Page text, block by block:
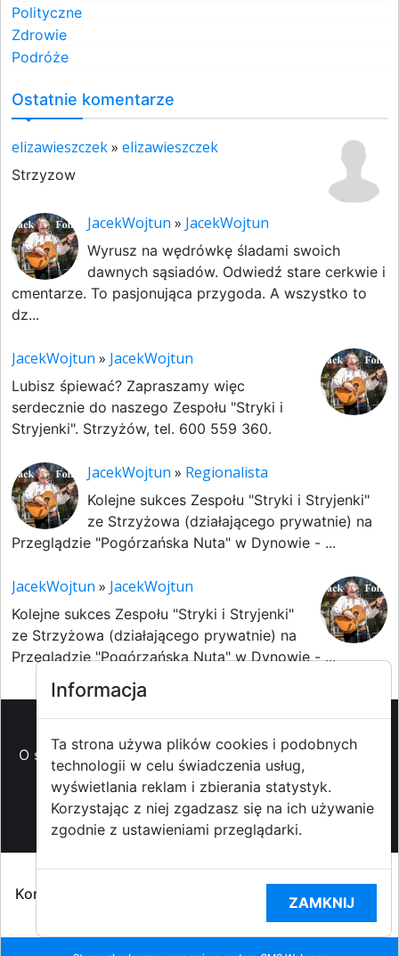
Polityczne
Zdrowie
Podróże
Ostatnie komentarze
elizawieszczek» elizawieszczek
Strzyzow
JacekWojtun » JacekWojtun
Wyrusz na wędrówkę śladami swoich
dawnych sąsiadów. Odwiedź stare cerkwie i
cmentarze. To pasjonująca przygoda. A wszystko to
dz...
JacekWojtun » JacekWojtun
Lubisz śpiewać? Zapraszamy więc
serdecznie do naszego Zespołu "Stryki i
Stryjenki". Strzyżów, tel. 600 559 360.
JacekWojtun » Regionalista
Kolejne sukces Zespołu "Stryki i Stryjenki"
ze Strzyżowa (działającego prywatnie) na
Przeglądzie "Pogórzańska Nuta" w Dynowie - ...
JacekWojtun » JacekWojtun
Kolejne sukces Zespołu "Stryki i Stryjenki"
ze Strzyżowa (działającego prywatnie) na
Przeglądzie "Pogórzańska Nuta" w Dynowie - ...
O strzyzowiak.pl-Reklama-Pomoc (FAQ)-Patronat
medialny - Prawa autorskie- Redakcja i
kontakt -Współpraca z mediami
Copyright ©2009-2014 strzyzowiak.pl,
Korzystanie z Portalu oznacza akceptacjąRegulaminu
Polityką prywatności RODO
Informacja
Ta strona używa plików cookies i podobnych
technologii w celu świadczenia usług,
wyświetlania reklam i zbierania statystyk.
Korzystając z niej zgadzasz się na ich używanie
zgodnie z ustawieniami przeglądarki.
ZAMKNIJ